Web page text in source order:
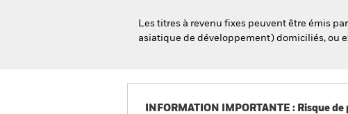
Les titres à revenu fixes peuvent être émis
asiatique de développement) domiciliés, ou
INFORMATION IMPORTANTE : Risque